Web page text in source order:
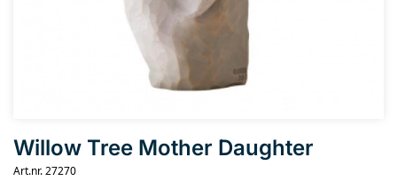
Willow Tree Mother Daughter
Art.nr. 27270